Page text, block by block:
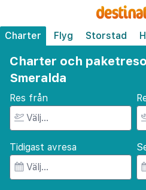
Charter Flyg Storstad
Charter och
Smeralda
Res från
Tidigast avresa